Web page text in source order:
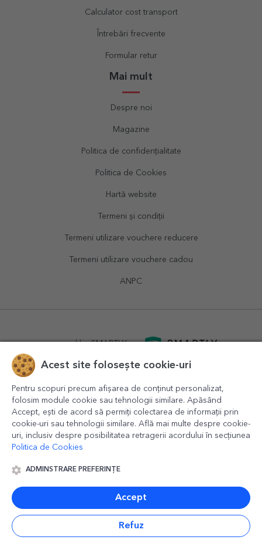
Calculator cost transport
Întrebări frecvente
Formular retur
Mai mult
Despre noi
Magazine
Politica de confidențialitate
Politica de Cookies
Hartă website
Termeni și condiții
Termeni utilizare vouchere reducere
Termeni utilizare vouchere cadou
ANPC
powered bySMARTLY.ro
© 2016-2026 StarGift Romania,
contact@stargift.ro
www.stargift.ro
, cod fiscal
Acest site folosește cookie-uri
Pentru scopuri precum afișarea de conținut personalizat,
folosim module cookie sau tehnologii similare. Apăsând
Accept, ești de acord să permiți colectarea de informații prin
cookie-uri sau tehnologii similare. Află mai multe despre cookie-
uri, inclusiv despre posibilitatea retragerii acordului în secțiunea
Politica de Cookies
ADMINSTRARE PREFERINȚE
Accept
Refuz